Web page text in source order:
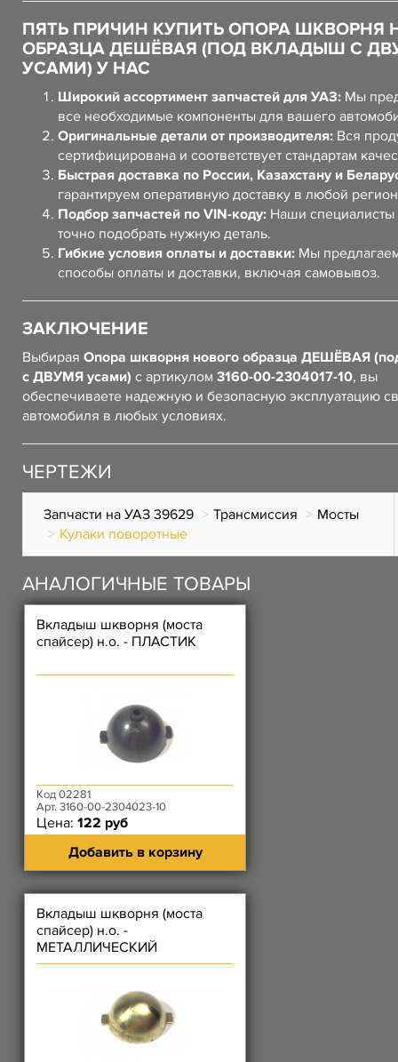
ПЯТЬ ПРИЧИН КУПИТЬ ОПОРА ШКВОРНЯ
ОБРАЗЦА ДЕШЁВАЯ (ПОД ВКЛАДЫШ С
УСАМИ) У НАС
Широкий ассортимент запчастей для УАЗ: Мы
все необходимые компоненты для вашего
Оригинальные детали от производителя: Вся
сертифицирована и соответствует стандартам
Быстрая доставка по России, Казахстану и
гарантируем оперативную доставку в любой
Подбор запчастей по VIN-коду: Наши специалисты
точно подобрать нужную деталь.
Гибкие условия оплаты и доставки: Мы
способы оплаты и доставки, включая самовывоз.
ЗАКЛЮЧЕНИЕ
Выбирая Опора шкворня нового образца ДЕШЁВАЯ
с ДВУМЯ усами) с артикулом 3160-00-2304017-10, вы
обеспечиваете надежную и безопасную эксплуатацию
автомобиля в любых условиях.
ЧЕРТЕЖИ
Запчасти на УАЗ 39629 Трансмиссия
Мосты
Кулаки поворотные
АНАЛОГИЧНЫЕ ТОВАРЫ
Вкладыш шкворня (моста
спайсер) н.о. - ПЛАСТИК
Код 02281
Арт. 3160-00-2304023-10
Цена: 122 руб
Добавить в корзину
Вкладыш шкворня (моста
спайсер) н.о. -
МЕТАЛЛИЧЕСКИЙ